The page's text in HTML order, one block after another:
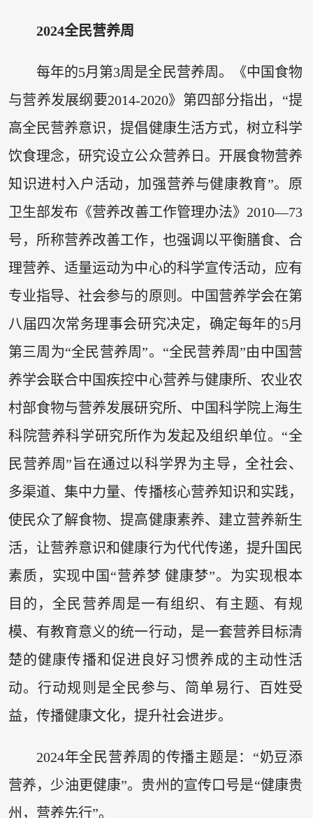
2024全民营养周
每年的5月第3周是全民营养周。《中国食物
与营养发展纲要2014-2020》第四部分指出，“提
高全民营养意识，提倡健康生活方式，树立科学
饮食理念，研究设立公众营养日。开展食物营养
知识进村入户活动，加强营养与健康教育”。原
卫生部发布《营养改善工作管理办法》2010—73
号，所称营养改善工作，也强调以平衡膳食、合
理营养、适量运动为中心的科学宣传活动，应有
专业指导、社会参与的原则。中国营养学会在第
八届四次常务理事会研究决定，确定每年的5月
第三周为“全民营养周”。“全民营养周”由中国营
养学会联合中国疾控中心营养与健康所、农业农
村部食物与营养发展研究所、中国科学院上海生
科院营养科学研究所作为发起及组织单位。“全
民营养周”旨在通过以科学界为主导，全社会、
多渠道、集中力量、传播核心营养知识和实践，
使民众了解食物、提高健康素养、建立营养新生
活，让营养意识和健康行为代代传递，提升国民
素质，实现中国“营养梦 健康梦”。为实现根本
目的，全民营养周是一有组织、有主题、有规
模、有教育意义的统一行动，是一套营养目标清
楚的健康传播和促进良好习惯养成的主动性活
动。行动规则是全民参与、简单易行、百姓受
益，传播健康文化，提升社会进步。
2024年全民营养周的传播主题是：“奶豆添
营养，少油更健康”。贵州的宣传口号是“健康贵
州，营养先行”。